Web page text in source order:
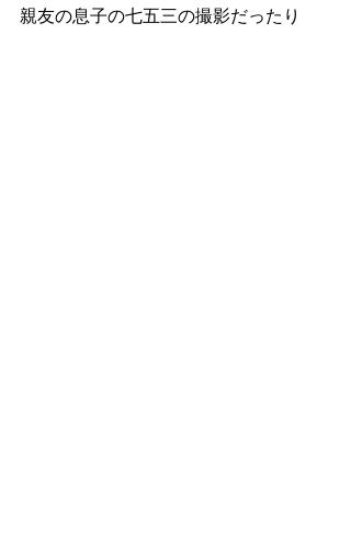
親友の息子の七五三の撮影だったり